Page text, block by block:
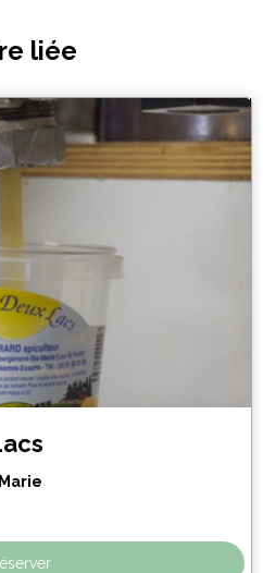
liée